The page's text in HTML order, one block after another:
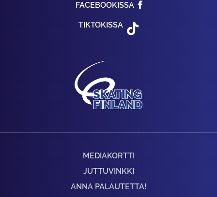
FACEBOOKISSA
TIKTOKISSA
MEDIAKORTTI
JUTTUVINKKI
ANNA PALAUTETTA!